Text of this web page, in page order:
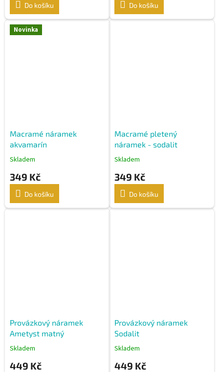
Do košíku Do košíku
Novinka
Macramé náramek
akvamarín
Skladem
349 Kč
Do košíku
Macramé pletený
náramek - sodalit
Skladem
349 Kč
Do košíku
Provázkový náramek
Ametyst matný
Skladem
449 Kč
Provázkový náramek
Sodalit
Skladem
449 Kč